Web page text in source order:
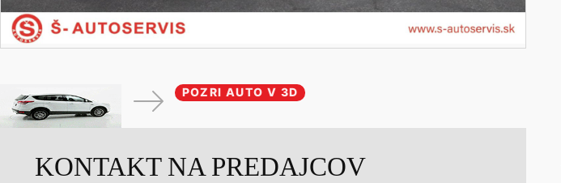
POZRI AUTO V 3D
KONTAKT NA PREDAJCOV